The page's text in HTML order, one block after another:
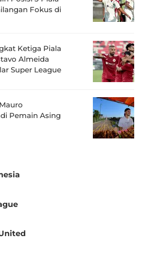
Fokus di
Ketiga Piala
Almeida
Super League
Pemain Asing